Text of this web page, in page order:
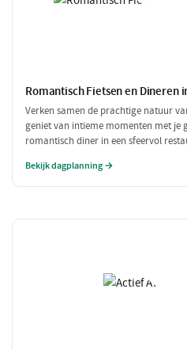
Romantisch Fietsen en Dineren
Verken samen de prachtige natuur
geniet van intieme momenten met je
romantisch diner in een sfeervol
Bekijk dagplanning →